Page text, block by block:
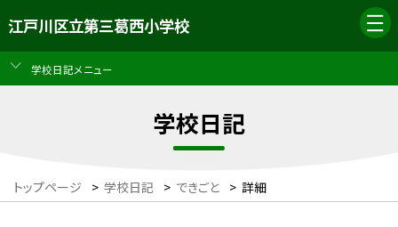
江戸川区立第三葛西小学校
学校日記メニュー
学校日記
トップページ > 学校日記 > できごと > 詳細